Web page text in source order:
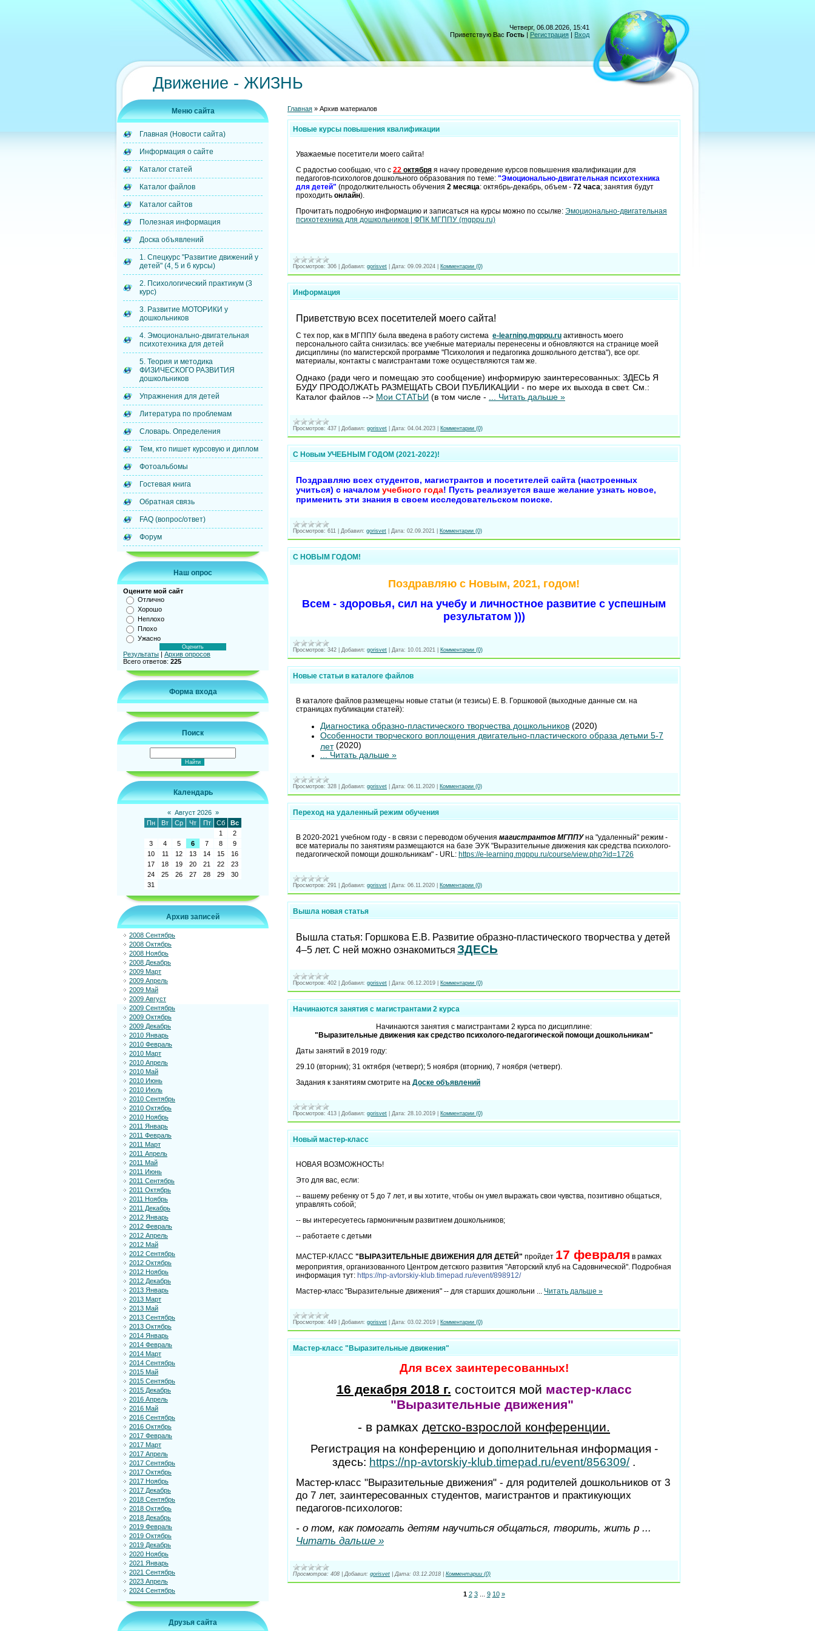
Четверг, 06.08.2026, 15:41
Приветствую Вас Гость | Регистрация | Вход
Движение - ЖИЗНЬ
Меню сайта
Главная (Новости сайта)
Информация о сайте
Каталог статей
Каталог файлов
Каталог сайтов
Полезная информация
Доска объявлений
1. Спецкурс "Развитие движений у
детей" (4, 5 и 6 курсы)
2. Психологический практикум (3
курс)
3. Развитие МОТОРИКИ у
дошкольников
4. Эмоционально-двигательная
психотехника для детей
5. Теория и методика
ФИЗИЧЕСКОГО РАЗВИТИЯ
дошкольников
Упражнения для детей
Литература по проблемам
Словарь. Определения
Тем, кто пишет курсовую и диплом
Фотоальбомы
Гостевая книга
Обратная связь
FAQ (вопрос/ответ)
Форум
Наш опрос
Оцените мой сайт
Отлично
Хорошо
Неплохо
Плохо
Ужасно
Результаты | Архив опросов
Всего ответов: 225
Форма входа
Поиск
Календарь
« Август 2026 »
Пн
Вт Ср Чт Пт Сб
Вс
1
2
3
4 5 6 7 8
9
10
11 12 13 14 15
16
17
18 19 20 21 22
23
24
25 26 27 28 29
30
31
Архив записей
2008 Сентябрь
2008 Октябрь
2008 Ноябрь
2008 Декабрь
2009 Март
2009 Апрель
2009 Май
2009 Август
2009 Сентябрь
2009 Октябрь
2009 Декабрь
2010 Январь
2010 Февраль
2010 Март
2010 Апрель
2010 Май
2010 Июнь
2010 Июль
2010 Сентябрь
2010 Октябрь
2010 Ноябрь
2011 Январь
2011 Февраль
2011 Март
2011 Апрель
2011 Май
2011 Июнь
2011 Сентябрь
2011 Октябрь
2011 Ноябрь
2011 Декабрь
2012 Январь
2012 Февраль
2012 Апрель
2012 Май
2012 Сентябрь
2012 Октябрь
2012 Ноябрь
2012 Декабрь
2013 Январь
2013 Март
2013 Май
2013 Сентябрь
2013 Октябрь
2014 Январь
2014 Февраль
2014 Март
2014 Сентябрь
2015 Май
2015 Сентябрь
2015 Декабрь
2016 Апрель
2016 Май
2016 Сентябрь
2016 Октябрь
2017 Февраль
2017 Март
2017 Апрель
2017 Сентябрь
2017 Октябрь
2017 Ноябрь
2017 Декабрь
2018 Сентябрь
2018 Октябрь
2018 Декабрь
2019 Февраль
2019 Октябрь
2019 Декабрь
2020 Ноябрь
2021 Январь
2021 Сентябрь
2023 Апрель
2024 Сентябрь
Друзья сайта
Главная » Архив материалов
Новые курсы повышения квалификации
Уважаемые посетители моего сайта!
С радостью сообщаю, что с 22 октября я начну проведение курсов повышения квалификации для
педагогов-психологов дошкольного образования по теме: "Эмоционально-двигательная психотехника
для детей" (продолжительность обучения 2 месяца: октябрь-декабрь, объем - 72 часа; занятия будут
проходить онлайн).
Прочитать подробную информацию и записаться на курсы можно по ссылке: Эмоционально-двигательная
психотехника для дошкольников | ФПК МГППУ (mgppu.ru)
Просмотров: 306 Добавил: gorisvet Дата: 09.09.2024 Комментарии (0)
Информация
Приветствую всех посетителей моего сайта!
С тех пор, как в МГППУ была введена в работу система e-learning.mgppu.ru активность моего
персонального сайта снизилась: все учебные материалы перенесены и обновляются на странице моей
дисциплины (по магистерской программе "Психология и педагогика дошкольного детства"), все орг.
материалы, контакты с магистрантами тоже осуществляются там же.
Однако (ради чего и помещаю это сообщение) информирую заинтересованных: ЗДЕСЬ Я
БУДУ ПРОДОЛЖАТЬ РАЗМЕЩАТЬ СВОИ ПУБЛИКАЦИИ - по мере их выхода в свет. См.:
Каталог файлов --> Мои СТАТЬИ (в том числе - Читать дальше »
Просмотров: 437 Добавил: gorisvet Дата: 04.04.2023 Комментарии (0)
С Новым УЧЕБНЫМ ГОДОМ (2021-2022)!
Поздравляю всех студентов, магистрантов и посетителей сайта (настроенных
учиться) с началом учебного года! Пусть реализуется ваше желание узнать новое,
применить эти знания в своем исследовательском поиске.
Просмотров: 611 Добавил: gorisvet Дата: 02.09.2021 Комментарии (0)
С НОВЫМ ГОДОМ!
Поздравляю с Новым, 2021, годом!
Всем - здоровья, сил на учебу и личностное развитие с успешным
результатом )))
Просмотров: 342 Добавил: gorisvet Дата: 10.01.2021 Комментарии (0)
Новые статьи в каталоге файлов
В каталоге файлов размещены новые статьи (и тезисы) Е. В. Горшковой (выходные данные см. на
страницах публикации статей):
Диагностика образно-пластического творчества дошкольников (2020)
Особенности творческого воплощения двигательно-пластического образа детьми 5-7
лет(2020)
Читать дальше »
Просмотров: 328 Добавил: gorisvet Дата: 06.11.2020 Комментарии (0)
Переход на удаленный режим обучения
В 2020-2021 учебном году - в связи с переводом обучения магистрантов МГППУна "удаленный" режим -
все материалы по занятиям размещаются на базе ЭУК "Выразительные движения как средства психолого-
педагогической помощи дошкольникам" - URL: https://e-learning.mgppu.ru/course/view.php?id=1726
Просмотров: 291 Добавил: gorisvet Дата: 06.11.2020 Комментарии (0)
Вышла новая статья
Вышла статья: Горшкова Е.В. Развитие образно-пластического творчества у детей
4–5 лет. С ней можно ознакомиться ЗДЕСЬ
Просмотров: 402 Добавил: gorisvet Дата: 06.12.2019 Комментарии (0)
Начинаются занятия с магистрантами 2 курса
Начинаются занятия с магистрантами 2 курса по дисциплине:
"Выразительные движения как средство психолого-педагогической помощи дошкольникам"
Даты занятий в 2019 году:
29.10 (вторник); 31 октября (четверг); 5 ноября (вторник), 7 ноября (четверг).
Задания к занятиям смотрите на Доске объявлений
Просмотров: 413 Добавил: gorisvet Дата: 28.10.2019 Комментарии (0)
Новый мастер-класс
НОВАЯ ВОЗМОЖНОСТЬ!
Это для вас, если:
-- вашему ребенку от 5 до 7 лет, и вы хотите, чтобы он умел выражать свои чувства, позитивно общаться,
управлять собой;
-- вы интересуетесь гармоничным развитием дошкольников;
-- работаете с детьми
МАСТЕР-КЛАСС "ВЫРАЗИТЕЛЬНЫЕ ДВИЖЕНИЯ ДЛЯ ДЕТЕЙ" пройдет 17 февраля в рамках
мероприятия, организованного Центром детского развития "Авторский клуб на Садовнической". Подробная
информация тут: https://np-avtorskiy-klub.timepad.ru/event/898912/
Мастер-класс "Выразительные движения" -- для старших дошкольни
Читать дальше »
Просмотров: 449 Добавил: gorisvet Дата: 03.02.2019 Комментарии (0)
Мастер-класс "Выразительные движения"
Для всех заинтересованных!
16 декабря 2018 г. состоится мой мастер-класс
"Выразительные движения"
- в рамках детско-взрослой конференции.
Регистрация на конференцию и дополнительная информация -
здесь: https://np-avtorskiy-klub.timepad.ru/event/856309/.
Мастер-класс "Выразительные движения" - для родителей дошкольников от 3
до 7 лет, заинтересованных студентов, магистрантов и практикующих
педагогов-психологов:
- о том, как помогать детям научиться общаться, творить, жить р ...
Читать дальше »
Просмотров: 408 Добавил: gorisvet Дата: 03.12.2018 Комментарии (0)
1 2 3 9 10 »